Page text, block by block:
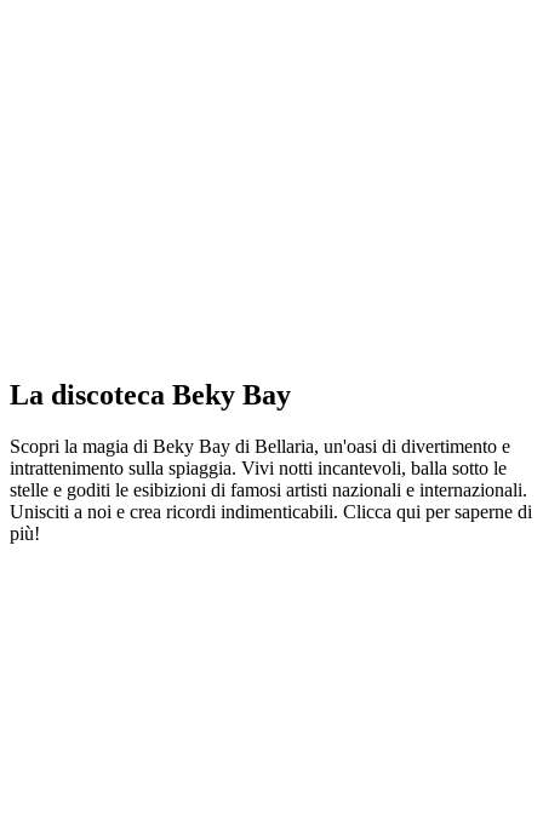
La discoteca Beky Bay
Scopri la magia di Beky Bay di Bellaria, un'oasi di divertimento e
intrattenimento sulla spiaggia. Vivi notti incantevoli, balla sotto le
stelle e goditi le esibizioni di famosi artisti nazionali e internazionali.
Unisciti a noi e crea ricordi indimenticabili. Clicca qui per saperne di
più!